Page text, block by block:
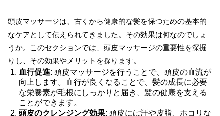
頭皮マッサージは、古くから健康的な髪を保つための基本的
なケアとして伝えられてきました。その効果は何なのでしょ
うか。このセクションでは、頭皮マッサージの重要性を深掘
りし、その効果やメリットを探ります。
血行促進: 頭皮マッサージを行うことで、頭皮の血流が
向上します。血行が良くなることで、髪の成長に必要
な栄養素が毛根にしっかりと届き、髪の健康を支える
ことができます。
頭皮のクレンジング効果: 頭皮には汗や皮脂、ホコリな